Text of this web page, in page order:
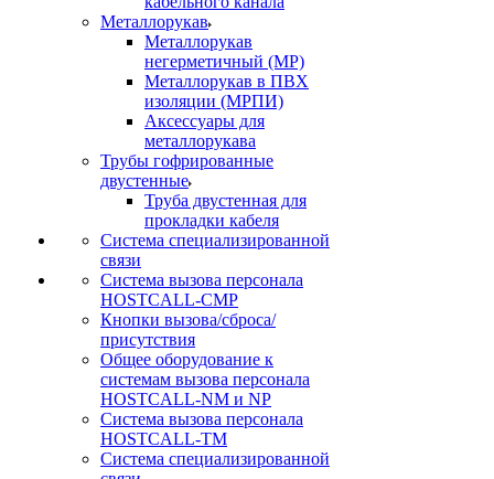
Металлорукав
Металлорукав
негерметичный (МР)
Металлорукав в ПВХ
изоляции (МРПИ)
Аксессуары для
металлорукава
Трубы гофрированные
двустенные
Труба двустенная для
прокладки кабеля
Система специализированной
связи
Cистема вызова персонала
HOSTCALL-CMP
Кнопки вызова/сброса/
присутствия
Общее оборудование к
системам вызова персонала
HOSTCALL-NM и NP
Система вызова персонала
HOSTCALL-TM
Система специализированной